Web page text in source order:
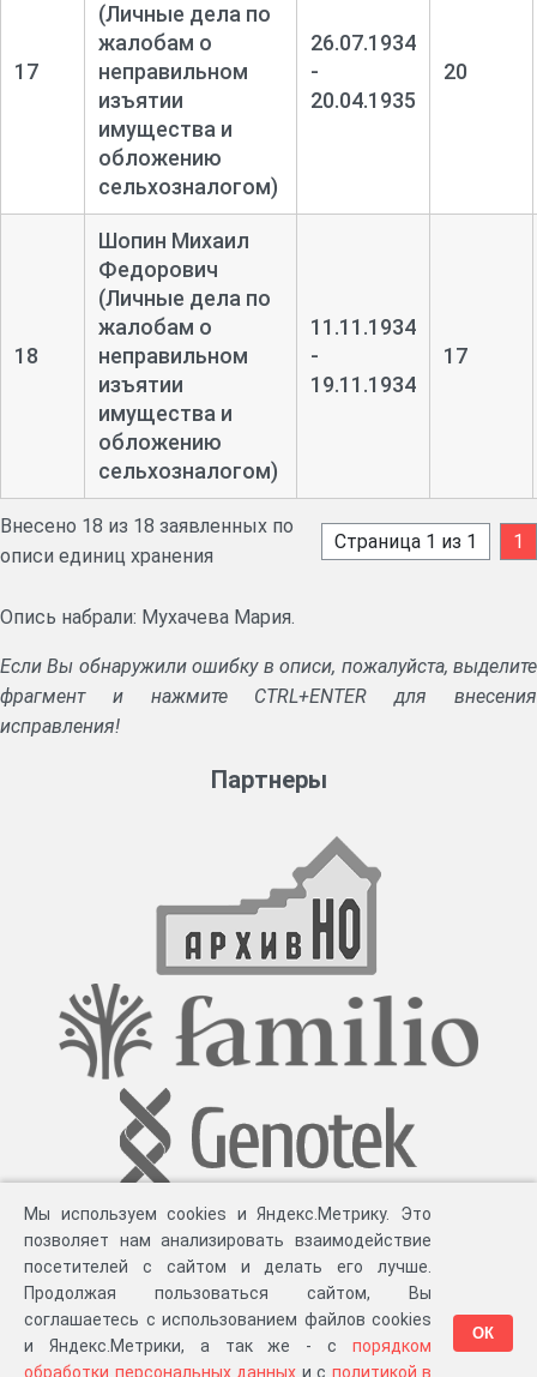
17
(Личные дела по
жалобам о
неправильном
изъятии
имущества и
обложению
сельхозналогом)
26.07.1934
-
20.04.1935
20
18
Шопин Михаил
Федорович
(Личные дела по
жалобам о
неправильном
изъятии
имущества и
обложению
сельхозналогом)
11.11.1934
-
19.11.1934
17
Внесено 18 из 18 заявленных по
описи единиц хранения
Страница 1 из 1 1
Опись набрали: Мухачева Мария.
Если Вы обнаружили ошибку в описи, пожалуйста, выделите
фрагмент и нажмите CTRL+ENTER для внесения
исправления!
Партнеры
Мы используем cookies и Яндекс.Метрику. Это
позволяет нам анализировать взаимодействие
посетителей с сайтом и делать его лучше.
Продолжая пользоваться сайтом, Вы
соглашаетесь с использованием файлов cookies
и Яндекс.Метрики, а так же - с порядком
обработки персональных данных и с политикой в
ОК